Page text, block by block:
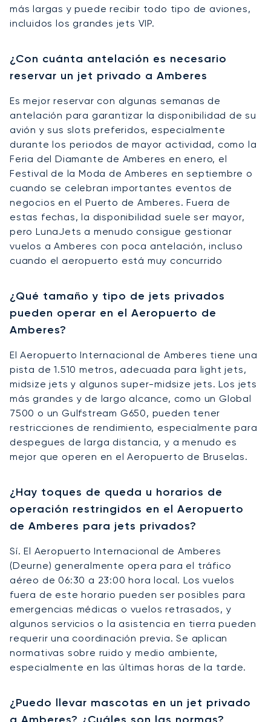
más largas y puede recibir todo tipo de aviones,
incluidos los grandes jets VIP.
¿Con cuánta antelación es necesario
reservar un jet privado a Amberes
Es mejor reservar con algunas semanas de
antelación para garantizar la disponibilidad de su
avión y sus slots preferidos, especialmente
durante los periodos de mayor actividad, como la
Feria del Diamante de Amberes en enero, el
Festival de la Moda de Amberes en septiembre o
cuando se celebran importantes eventos de
negocios en el Puerto de Amberes. Fuera de
estas fechas, la disponibilidad suele ser mayor,
pero LunaJets a menudo consigue gestionar
vuelos a Amberes con poca antelación, incluso
cuando el aeropuerto está muy concurrido
¿Qué tamaño y tipo de jets privados
pueden operar en el Aeropuerto de
Amberes?
El Aeropuerto Internacional de Amberes tiene una
pista de 1.510 metros, adecuada para light jets,
midsize jets y algunos super-midsize jets. Los jets
más grandes y de largo alcance, como un Global
7500 o un Gulfstream G650, pueden tener
restricciones de rendimiento, especialmente para
despegues de larga distancia, y a menudo es
mejor que operen en el Aeropuerto de Bruselas.
¿Hay toques de queda u horarios de
operación restringidos en el Aeropuerto
de Amberes para jets privados?
Sí. El Aeropuerto Internacional de Amberes
(Deurne) generalmente opera para el tráfico
aéreo de 06:30 a 23:00 hora local. Los vuelos
fuera de este horario pueden ser posibles para
emergencias médicas o vuelos retrasados, y
algunos servicios o la asistencia en tierra pueden
requerir una coordinación previa. Se aplican
normativas sobre ruido y medio ambiente,
especialmente en las últimas horas de la tarde.
¿Puedo llevar mascotas en un jet privado